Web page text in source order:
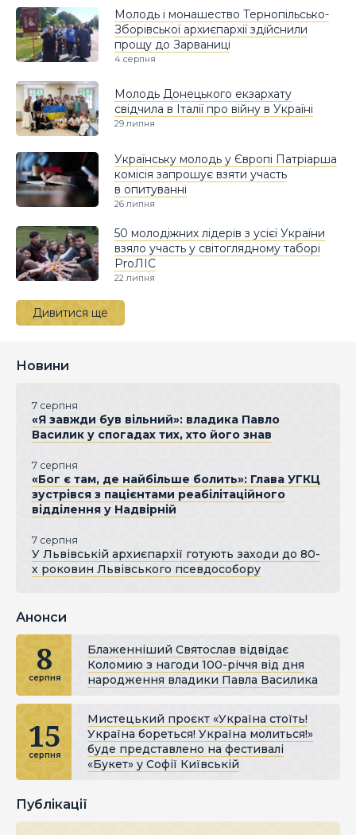
Молодь і монашество Тернопільсько-
Зборівської архиєпархії здійснили
прощу до Зарваниці
4 серпня
Молодь Донецького екзархату
свідчила в Італії про війну в Україні
29 липня
Українську молодь у Європі Патріарша
комісія запрошує взяти участь
в опитуванні
26 липня
50 молодіжних лідерів з усієї України
взяло участь у світоглядному таборі
ProЛІС
22 липня
Дивитися ще
Новини
7 серпня
«Я завжди був вільний»: владика Павло
Василик у спогадах тих, хто його знав
7 серпня
«Бог є там, де найбільше болить»: Глава УГКЦ
зустрівся з пацієнтами реабілітаційного
відділення у Надвірній
7 серпня
У Львівській архиєпархії готують заходи до 80-
х роковин Львівського псевдособору
Анонси
8
серпня
Блаженніший Святослав відвідає
Коломию з нагоди 100-річчя від дня
народження владики Павла Василика
15
серпня
Мистецький проєкт «Україна стоїть!
Україна бореться! Україна молиться!»
буде представлено на фестивалі
«Букет» у Софії Київській
Публікації